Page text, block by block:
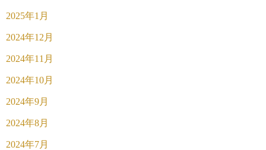
2025年1月
2024年12月
2024年11月
2024年10月
2024年9月
2024年8月
2024年7月